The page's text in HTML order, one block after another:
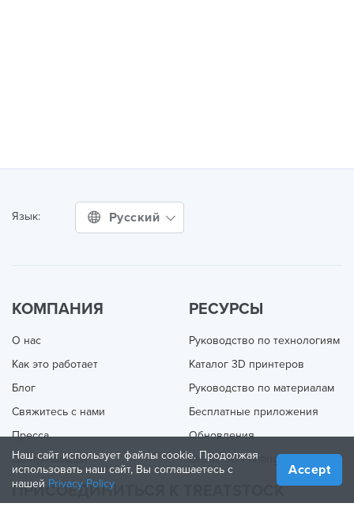
Язык: Русский
КОМПАНИЯ
О нас
Как это работает
Блог
Свяжитесь с нами
Пресса
Центр помощи
РЕСУРСЫ
Руководство по технологиям
Каталог 3D принтеров
Руководство по материалам
Бесплатные приложения
Обновления
Online 3D Printing
ПРИСОЕДИНИТЬСЯ К TREATSTOCK
Наш сайт использует файлы cookie. Продолжая
использовать наш сайт, Вы соглашаетесь с
нашей Privacy Policy
Accept